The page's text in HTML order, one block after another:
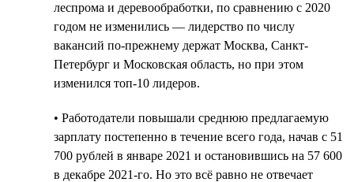
леспрома и деревообработки, по сравнению с 2020
годом не изменились — лидерство по числу
вакансий по-прежнему держат Москва, Санкт-
Петербург и Московская область, но при этом
изменился топ-10 лидеров.
• Работодатели повышали среднюю предлагаемую
зарплату постепенно в течение всего года, начав с 51
700 рублей в январе 2021 и остановившись на 57 600
в декабре 2021-го. Но это всё равно не отвечает